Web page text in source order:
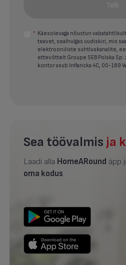
Telli
* Käesolevaga nõustun
teavet, sealhulgas uudiskiri, mis
elektrooniliste suhtluskanalite,
ettevõttelt Groupe SEB Polska
kontor asub Inflancka 4C, 00-189
Sea töövalmis ja
Laadi alla HomeARound äpp
oma kodus.